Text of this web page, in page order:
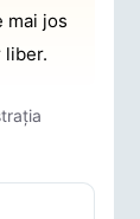
mai jos
liber.